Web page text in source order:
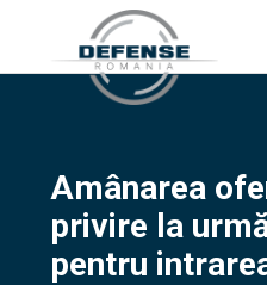
Amânarea
privire la
pentru